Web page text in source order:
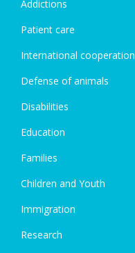
Addictions
Patient care
International cooperation
Defense of animals
Disabilities
Education
Families
Children and Youth
Immigration
Research